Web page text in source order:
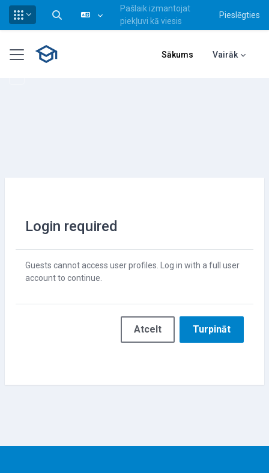
Pārslēgt meklēšanas ievadi
Pašlaik izmantojat
piekļuvi kā viesis
Pieslēgties
Sānu panelis Sākums Vairāk
Login required
Guests cannot access user profiles. Log in with a full user
account to continue.
Atcelt Turpināt